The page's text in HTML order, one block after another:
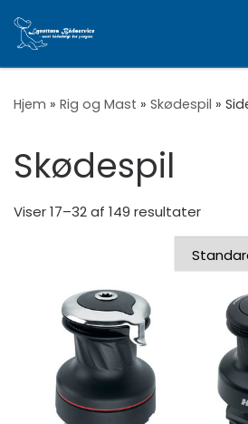
Vis hele indholdet
Hjem » Rig og Mast » Skødespil »
Skødespil
Viser 17–32 af 149 resultater